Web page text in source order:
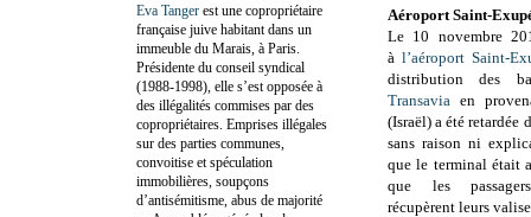
Aéroport Saint-
Le 10 novembre
à l’aéroport Saint-
distribution des
Transavia en
(Israël) a été retardée
sans raison ni
que le terminal était
que les
récupèrent leurs
Eva Tanger est une copropriétaire
française juive habitant dans un
immeuble du Marais, à Paris.
Présidente du conseil syndical
(1988-1998), elle s’est opposée à
des illégalités commises par des
copropriétaires. Emprises illégales
sur des parties communes,
convoitise et spéculation
immobilières, soupçons
d’antisémitisme, abus de majorité